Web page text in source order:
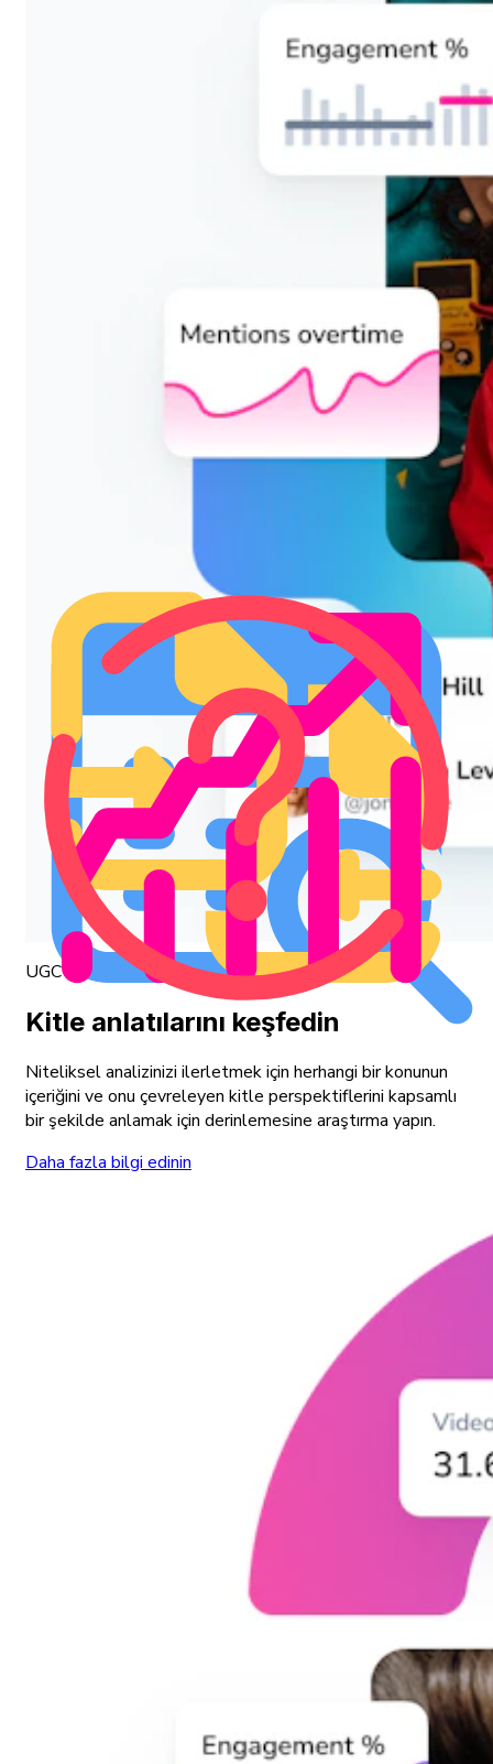
UGC Sosyal Dinleme
Kitle anlatılarını keşfedin
Niteliksel analizinizi ilerletmek için herhangi bir konunun
içeriğini ve onu çevreleyen kitle perspektiflerini kapsamlı
bir şekilde anlamak için derinlemesine araştırma yapın.
Daha fazla bilgi edinin